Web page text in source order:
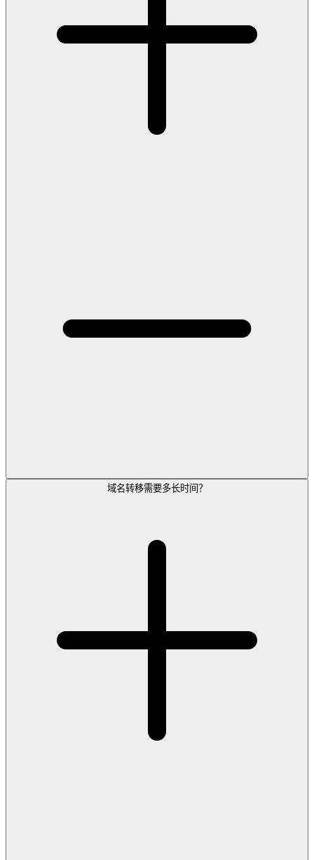
域名转移需要多长时间？